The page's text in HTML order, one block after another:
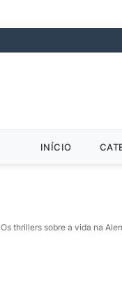
INÍCIO
Os thrillers sobre a vida na